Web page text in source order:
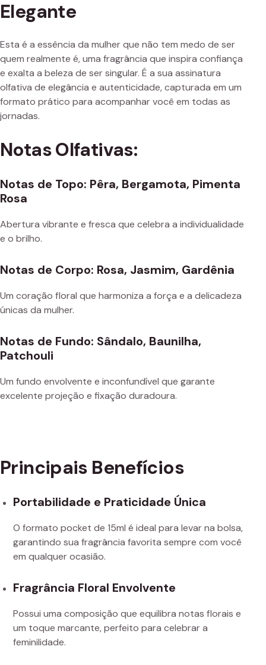
Elegante
Esta é a essência da mulher que não tem medo de ser
quem realmente é, uma fragrância que inspira confiança
e exalta a beleza de ser singular. É a sua assinatura
olfativa de elegância e autenticidade, capturada em um
formato prático para acompanhar você em todas as
jornadas.
Notas Olfativas:
Notas de Topo: Pêra, Bergamota, Pimenta
Rosa
Abertura vibrante e fresca que celebra a individualidade
e o brilho.
Notas de Corpo: Rosa, Jasmim, Gardênia
Um coração floral que harmoniza a força e a delicadeza
únicas da mulher.
Notas de Fundo: Sândalo, Baunilha,
Patchouli
Um fundo envolvente e inconfundível que garante
excelente projeção e fixação duradoura.
Principais Benefícios
Portabilidade e Praticidade Única
O formato pocket de 15ml é ideal para levar na bolsa,
garantindo sua fragrância favorita sempre com você
em qualquer ocasião.
Fragrância Floral Envolvente
Possui uma composição que equilibra notas florais e
um toque marcante, perfeito para celebrar a
feminilidade.